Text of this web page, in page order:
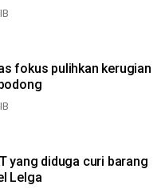
fokus pulihkan kerugian
yang diduga curi barang
Lelga